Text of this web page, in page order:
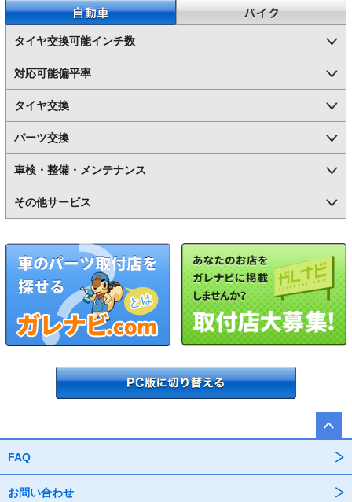
自動車
タイヤ交換可能インチ数
対応可能偏平率
タイヤ交換
パーツ交換
車検・整備・メンテナンス
その他サービス
FAQ
お問い合わせ